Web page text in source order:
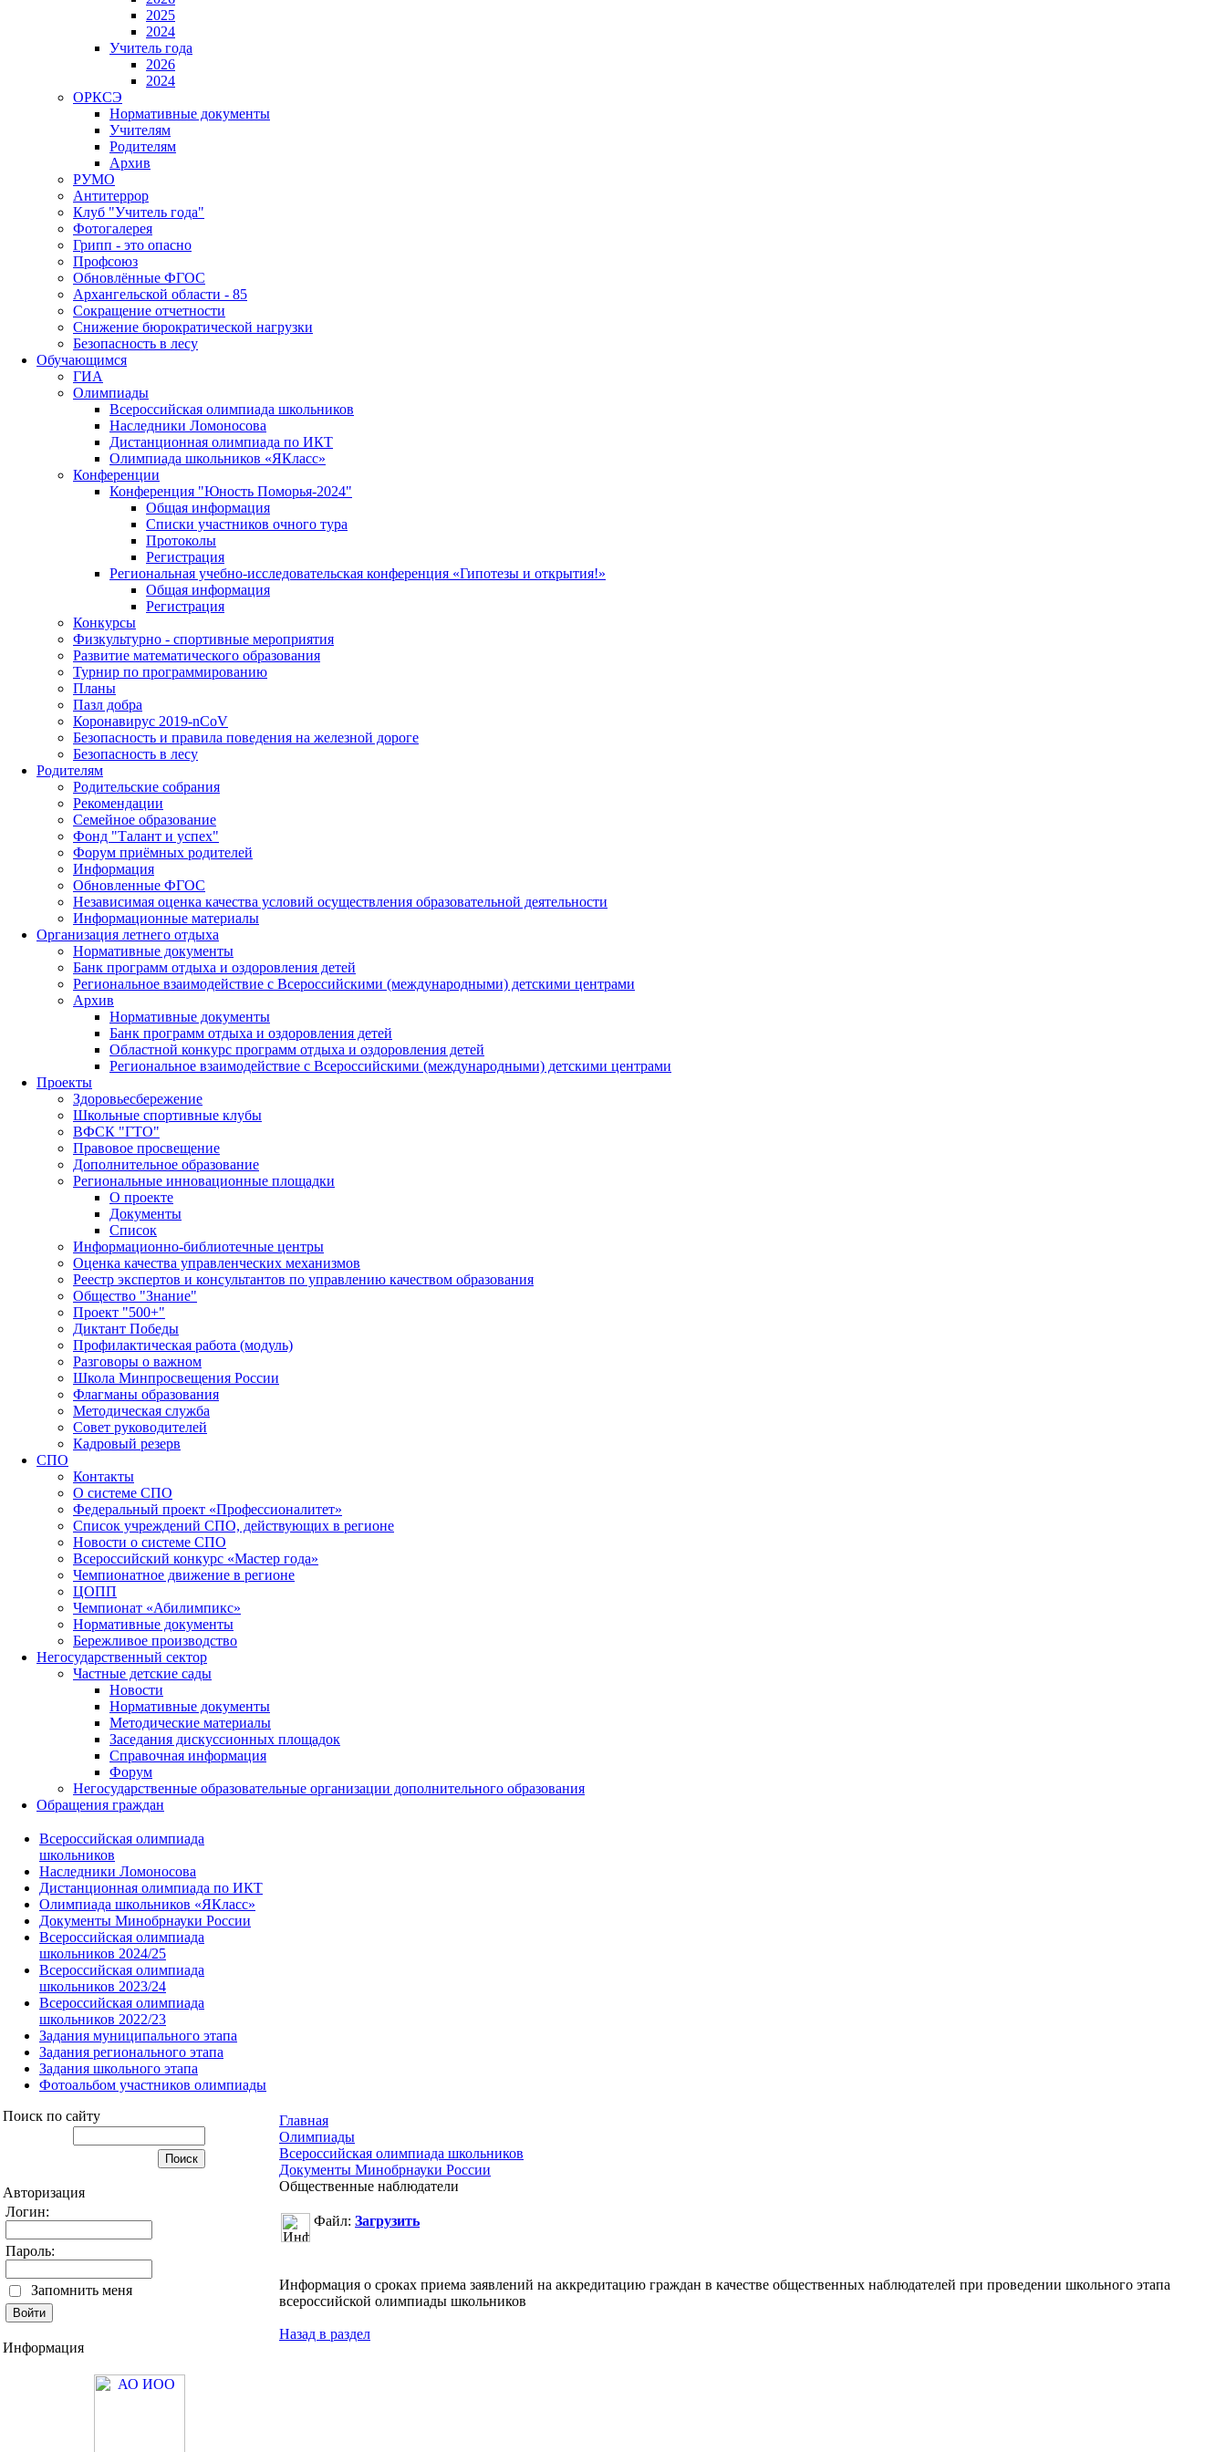
2025
2024
Учитель года
2026
2024
ОРКСЭ
Нормативные документы
Учителям
Родителям
Архив
РУМО
Антитеррор
Клуб "Учитель года"
Фотогалерея
Грипп - это опасно
Профсоюз
Обновлённые ФГОС
Архангельской области - 85
Сокращение отчетности
Снижение бюрократической нагрузки
Безопасность в лесу
Обучающимся
ГИА
Олимпиады
Всероссийская олимпиада школьников
Наследники Ломоносова
Дистанционная олимпиада по ИКТ
Олимпиада школьников «ЯКласс»
Конференции
Конференция "Юность Поморья-2024"
Общая информация
Списки участников очного тура
Протоколы
Регистрация
Региональная учебно-исследовательская конференция «Гипотезы и открытия!»
Общая информация
Регистрация
Конкурсы
Физкультурно - спортивные мероприятия
Развитие математического образования
Турнир по программированию
Планы
Пазл добра
Коронавирус 2019-nCoV
Безопасность и правила поведения на железной дороге
Безопасность в лесу
Родителям
Родительские собрания
Рекомендации
Семейное образование
Фонд "Талант и успех"
Форум приёмных родителей
Информация
Обновленные ФГОС
Независимая оценка качества условий осуществления образовательной деятельности
Информационные материалы
Организация летнего отдыха
Нормативные документы
Банк программ отдыха и оздоровления детей
Региональное взаимодействие с Всероссийскими (международными) детскими центрами
Архив
Нормативные документы
Банк программ отдыха и оздоровления детей
Областной конкурс программ отдыха и оздоровления детей
Региональное взаимодействие с Всероссийскими (международными) детскими центрами
Проекты
Здоровьесбережение
Школьные спортивные клубы
ВФСК "ГТО"
Правовое просвещение
Дополнительное образование
Региональные инновационные площадки
О проекте
Документы
Список
Информационно-библиотечные центры
Оценка качества управленческих механизмов
Реестр экспертов и консультантов по управлению качеством образования
Общество "Знание"
Проект "500+"
Диктант Победы
Профилактическая работа (модуль)
Разговоры о важном
Школа Минпросвещения России
Флагманы образования
Методическая служба
Совет руководителей
Кадровый резерв
СПО
Контакты
О системе СПО
Федеральный проект «Профессионалитет»
Список учреждений СПО, действующих в регионе
Новости о системе СПО
Всероссийский конкурс «Мастер года»
Чемпионатное движение в регионе
ЦОПП
Чемпионат «Абилимпикс»
Нормативные документы
Бережливое производство
Негосударственный сектор
Частные детские сады
Новости
Нормативные документы
Методические материалы
Заседания дискуссионных площадок
Справочная информация
Форум
Негосударственные образовательные организации дополнительного образования
Обращения граждан
Всероссийская олимпиада
школьников
Наследники Ломоносова
Дистанционная олимпиада по ИКТ
Олимпиада школьников «ЯКласс»
Документы Минобрнауки России
Всероссийская олимпиада
школьников 2024/25
Всероссийская олимпиада
школьников 2023/24
Всероссийская олимпиада
школьников 2022/23
Задания муниципального этапа
Задания регионального этапа
Задания школьного этапа
Фотоальбом участников олимпиады
Поиск по сайту
Авторизация
Логин:
Пароль:
Запомнить меня
Информация
Главная
Олимпиады
Всероссийская олимпиада школьников
Документы Минобрнауки России
Общественные наблюдатели
Файл: Загрузить
Информация о сроках приема заявлений на аккредитацию граждан в качестве общественных наблюдателей при проведении школьного этапа
всероссийской олимпиады школьников
Назад в раздел